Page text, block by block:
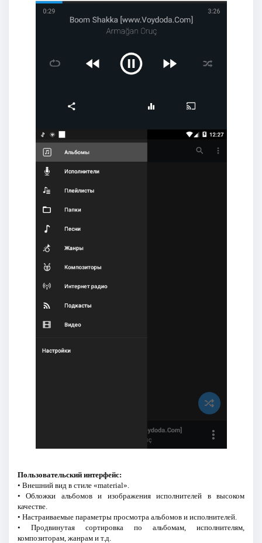
Пользовательский интерфейс:
• Внешний вид в стиле «material».
• Обложки альбомов и изображения исполнителей в высоком
качестве.
• Настраиваемые параметры просмотра альбомов и исполнителей.
• Продвинутая сортировка по альбомам, исполнителям,
композиторам, жанрам и т.д.